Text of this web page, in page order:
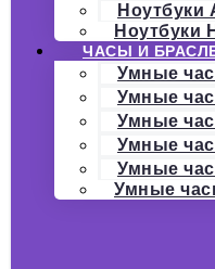
Ноутбуки
Ноутбуки
ЧАСЫ И
Умные
Умные
Умные
Умные
Умные
Умные